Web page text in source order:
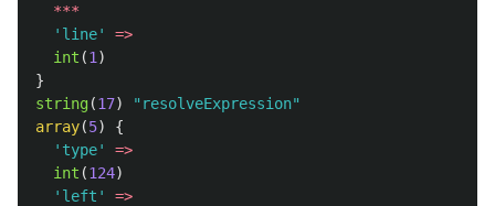
***
'line'
=>
int (1 )
}
string(17)
"resolveExpression"
array(5)
{
'type'
=>
int (124)
'left'
=>